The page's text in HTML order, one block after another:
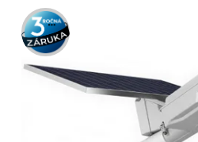
Abecedne
3 roky
záruka